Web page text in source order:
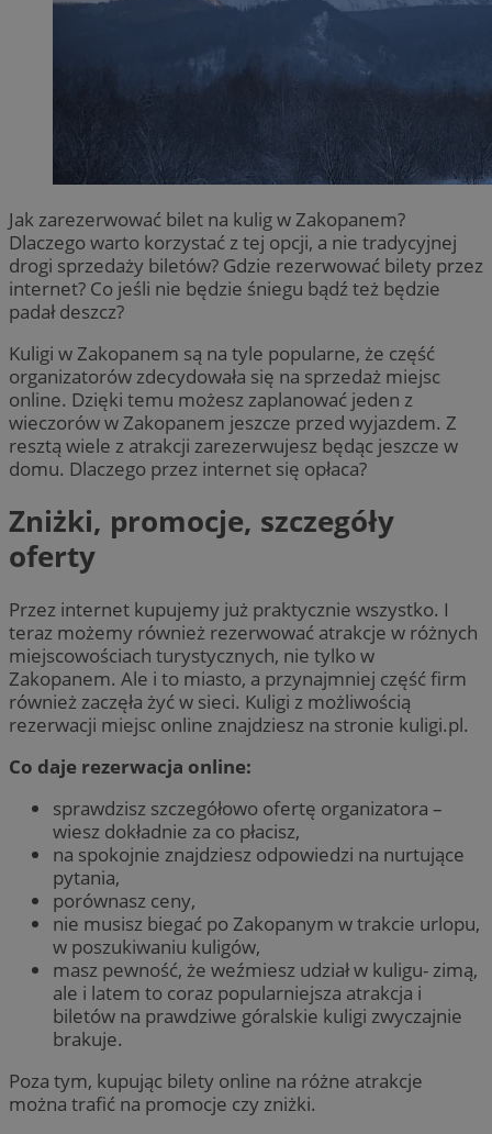
Jak zarezerwować bilet na kulig w Zakopanem?
Dlaczego warto korzystać z tej opcji, a nie tradycyjnej
drogi sprzedaży biletów? Gdzie rezerwować bilety przez
internet? Co jeśli nie będzie śniegu bądź też będzie
padał deszcz?
Kuligi w Zakopanem są na tyle popularne, że część
organizatorów zdecydowała się na sprzedaż miejsc
online. Dzięki temu możesz zaplanować jeden z
wieczorów w Zakopanem jeszcze przed wyjazdem. Z
resztą wiele z atrakcji zarezerwujesz będąc jeszcze w
domu. Dlaczego przez internet się opłaca?
Zniżki, promocje, szczegóły
oferty
Przez internet kupujemy już praktycznie wszystko. I
teraz możemy również rezerwować atrakcje w różnych
miejscowościach turystycznych, nie tylko w
Zakopanem. Ale i to miasto, a przynajmniej część firm
również zaczęła żyć w sieci. Kuligi z możliwością
rezerwacji miejsc online znajdziesz na stronie kuligi.pl.
Co daje rezerwacja online:
sprawdzisz szczegółowo ofertę organizatora –
wiesz dokładnie za co płacisz,
na spokojnie znajdziesz odpowiedzi na nurtujące
pytania,
porównasz ceny,
nie musisz biegać po Zakopanym w trakcie urlopu,
w poszukiwaniu kuligów,
masz pewność, że weźmiesz udział w kuligu- zimą,
ale i latem to coraz popularniejsza atrakcja i
biletów na prawdziwe góralskie kuligi zwyczajnie
brakuje.
Poza tym, kupując bilety online na różne atrakcje
można trafić na promocje czy zniżki.